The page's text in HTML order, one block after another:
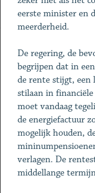
eerste minister en
meerderheid.
De regering, de
begrijpen dat in
de rente stijgt, een
stilaan in financiële
moet vandaag
de energiefactuur
mogelijk houden,
verlagen. De
middellange